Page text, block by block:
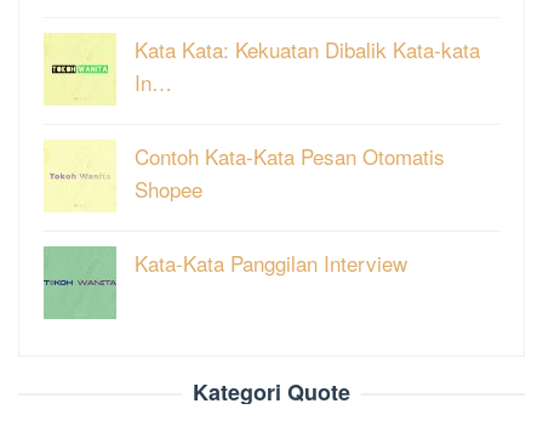
Kata Kata: Kekuatan Dibalik Kata-kata
In…
Contoh Kata-Kata Pesan Otomatis
Shopee
Kata-Kata Panggilan Interview
Kategori Quote